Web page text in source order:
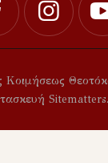
Κοιμήσεως